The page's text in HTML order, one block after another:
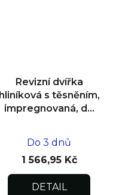
Revizní dvířka
hliníková s těsněním,
impregnovaná, do
Do 3 dnů
1 566,95 Kč
DETAIL